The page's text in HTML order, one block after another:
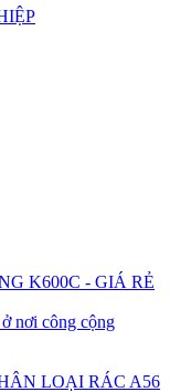
K600C - GIÁ RẺ
nơi công cộng
LOẠI RÁC A56